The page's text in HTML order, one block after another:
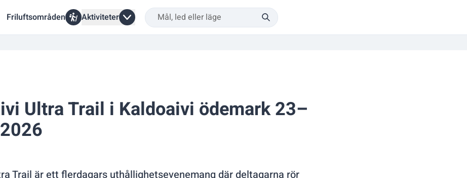
Friluftsområden Aktiviteter
Ultra Trail i Kaldoaivi ödemark 23–
Trail är ett flerdagars uthållighetsevenemang där deltagarna rör